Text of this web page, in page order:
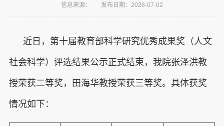
信息来源： 发布日期：2026-07-02
近日，第十届教育部科学研究优秀成果奖（人文
社会科学）评选结果公示正式结束，我院张泽洪教
授荣获二等奖，田海华教授荣获三等奖。具体获奖
情况如下：